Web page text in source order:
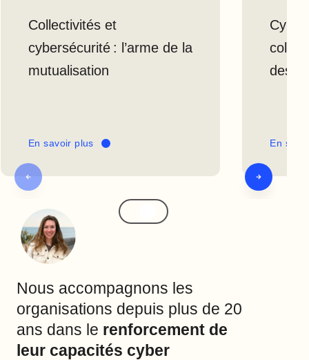
Collectivités et
cybersécurité : l’arme de la
mutualisation
En savoir plus
des
En
Nous accompagnons les
organisations depuis plus de 20
ans dans le renforcement de
leur capacités cyber